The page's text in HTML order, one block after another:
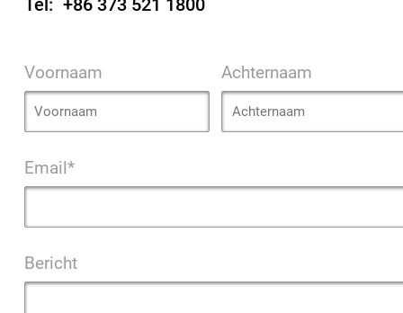
Tel: +86 373 521 1800
Voornaam Achternaam
Email*
Bericht